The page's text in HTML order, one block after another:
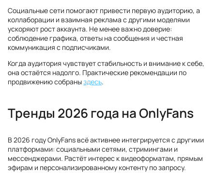
Социальные сети помогают привести первую аудиторию, а
коллаборации и взаимная реклама с другими моделями
ускоряют рост аккаунта. Не менее важно доверие:
соблюдение графика, ответы на сообщения и честная
коммуникация с подписчиками.
Когда аудитория чувствует стабильность и внимание к себе,
она остаётся надолго. Практические рекомендации по
продвижению собраныздесь.
Тренды 2026 года на OnlyFans
В 2026 году OnlyFans всё активнее интегрируется с другими
платформами: социальными сетями, стримингами и
мессенджерами. Растёт интерес к видеоформатам, прямым
эфирам и персонализированному контенту по запросу.